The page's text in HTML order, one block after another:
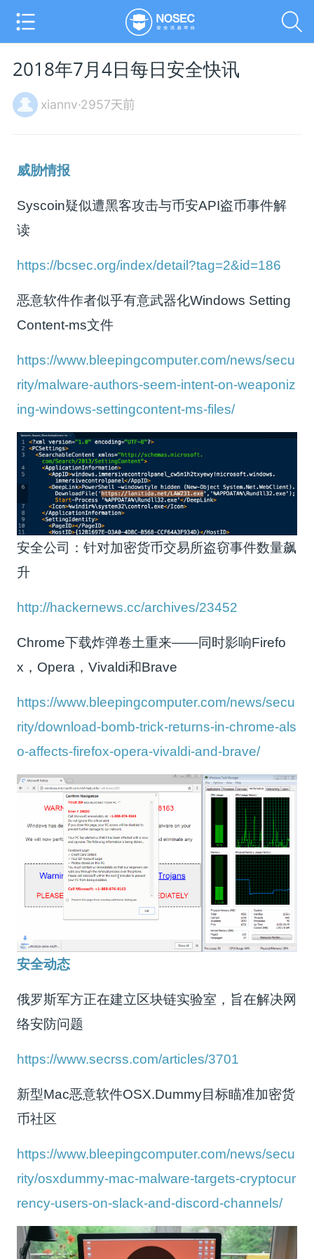
2018年7月4日每日安全快讯
xiannv·2957天前
威胁情报
Syscoin疑似遭黑客攻击与币安API盗币事件解
读
https://bcsec.org/index/detail?tag=2&id=186
恶意软件作者似乎有意武器化Windows Setting
Content-ms文件
https://www.bleepingcomputer.com/news/secu
rity/malware-authors-seem-intent-on-weaponiz
ing-windows-settingcontent-ms-files/
安全公司：针对加密货币交易所盗窃事件数量飙
升
http://hackernews.cc/archives/23452
Chrome下载炸弹卷土重来——同时影响Firefo
x，Opera，Vivaldi和Brave
https://www.bleepingcomputer.com/news/secu
rity/download-bomb-trick-returns-in-chrome-als
o-affects-firefox-opera-vivaldi-and-brave/
安全动态
俄罗斯军方正在建立区块链实验室，旨在解决网
络安防问题
https://www.secrss.com/articles/3701
新型Mac恶意软件OSX.Dummy目标瞄准加密货
币社区
https://www.bleepingcomputer.com/news/secu
rity/osxdummy-mac-malware-targets-cryptocur
rency-users-on-slack-and-discord-channels/